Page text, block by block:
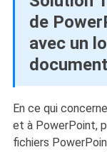
de
avec un
En ce qui
et à PowerPoint,
fichiers